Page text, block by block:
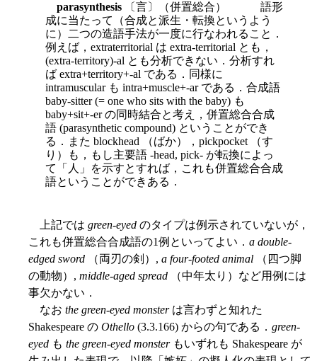
parasynthesis 〔言〕（併置総合） 語形
成に当たって（合成と派生・転換というよう
に）二つの造語手法が一度に行なわれること．
例えば，extraterritorial は extra-territorial とも，
(extra-territory)-al とも分析できない．分析すれ
ば extra+territory+-al である．同様に
intramuscular も intra+muscle+-ar である．合成語
baby-sitter (= one who sits with the baby) も
baby+sit+-er の同時結合と考え，併置総合合成
語 (parasynthetic compound) ということができ
る．また blockhead （ばか），pickpocket （す
り）も，もし主要語 -head, pick- が転換によっ
て「人」を示すとすれば，これも併置総合合成
語ということができある．
上記では green-eyed のタイプは例示されていないが，
これも併置総合合成語の1例といってよい． a double-
edged sword （両刃の剣）, a four-footed animal （四つ脚
の動物）, middle-aged spread （中年太り）など用例には
事欠かない．
なお the green-eyed monsterは言わずと知れた
Shakespeare の Othello (3.3.166) からの句である． green-
eyed も the green-eyed monsterもいずれも Shakespeare が